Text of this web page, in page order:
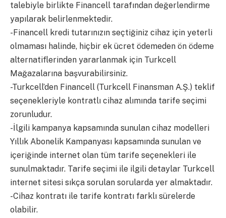
talebiyle birlikte Financell tarafından değerlendirme
yapılarak belirlenmektedir.
-Financell kredi tutarınızın seçtiğiniz cihaz için yeterli
olmaması halinde, hiçbir ek ücret ödemeden ön ödeme
alternatiflerinden yararlanmak için Turkcell
Mağazalarına başvurabilirsiniz.
-Turkcell’den Financell (Turkcell Finansman A.Ş.) teklif
seçenekleriyle kontratlı cihaz alımında tarife seçimi
zorunludur.
-İlgili kampanya kapsamında sunulan cihaz modelleri
Yıllık Abonelik Kampanyası kapsamında sunulan ve
içeriğinde internet olan tüm tarife seçenekleri ile
sunulmaktadır. Tarife seçimi ile ilgili detaylar Turkcell
internet sitesi sıkça sorulan sorularda yer almaktadır.
-Cihaz kontratı ile tarife kontratı farklı sürelerde
olabilir.